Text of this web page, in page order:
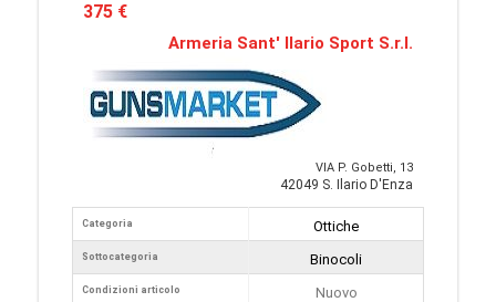
375 €
Armeria Sant' Ilario Sport S.r.l.
VIA P. Gobetti, 13
42049 S. Ilario D'Enza
Categoria
Sottocategoria
Condizioni articolo
Ottiche
Binocoli
Nuovo